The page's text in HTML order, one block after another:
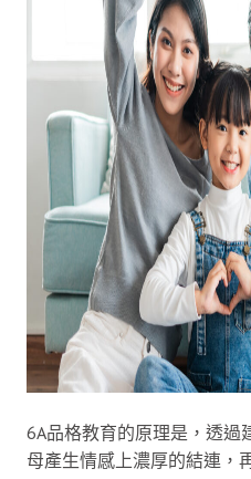
6A品格教育的原理是，透過
母產生情感上濃厚的結連，